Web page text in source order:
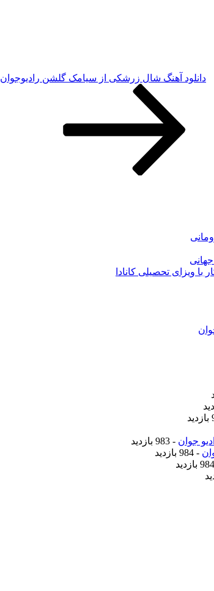
دانلود آهنگ شال زرشکی از سیامک گلشن رادیوجوان
ویزای تحصیلی کانادا
جوان - 983 بازدید
- 984 بازدید